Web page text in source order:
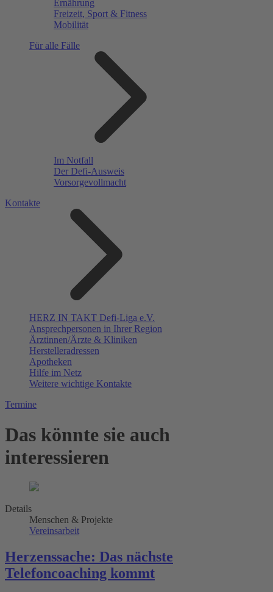
Ernährung
Freizeit, Sport & Fitness
Mobilität
Für alle Fälle
Im Notfall
Der Defi-Ausweis
Vorsorgevollmacht
Kontakte
HERZ IN TAKT Defi-Liga e.V.
Ansprechpersonen in Ihrer Region
Ärztinnen/Ärzte & Kliniken
Herstelleradressen
Apotheken
Hilfe im Netz
Weitere wichtige Kontakte
Termine
Das könnte sie auch
interessieren
Details
Menschen & Projekte
Vereinsarbeit
Herzenssache: Das nächste
Telefoncoaching kommt